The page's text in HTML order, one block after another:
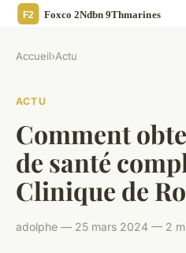
Accueil›Actu
ACTU
Comment
de santé
Clinique de
adolphe — 25 mars 2024 — 2